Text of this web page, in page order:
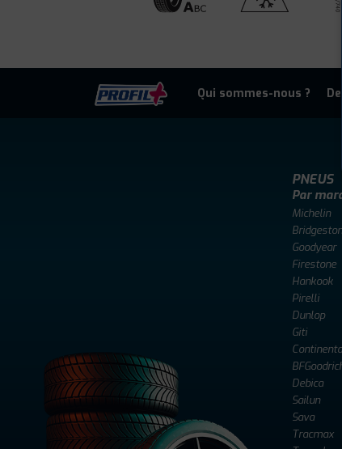
Qui sommes-nous ?
PNEUS
Par
Michelin
Goodyear
Firestone
Hankook
Pirelli
Dunlop
Giti
Debica
Sailun
Sava
Tracmax